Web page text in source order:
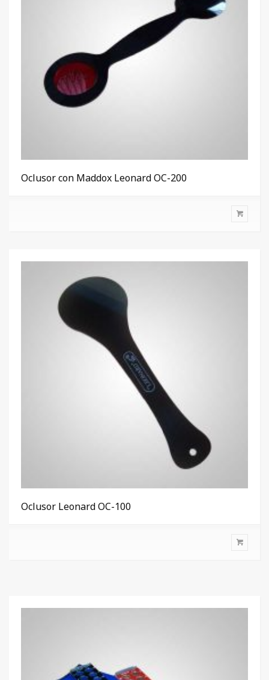
Oclusor con Maddox Leonard OC-200
Oclusor Leonard OC-100